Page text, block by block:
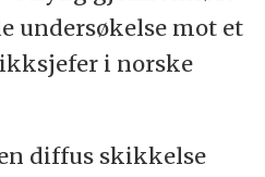
undersøkelse mot et
i norske
diffus skikkelse